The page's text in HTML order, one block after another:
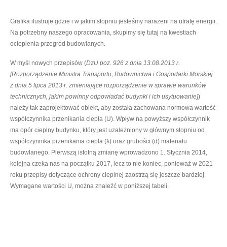
Grafika ilustruje gdzie i w jakim stopniu jesteśmy narażeni na utratę energii.
Na potrzebny naszego opracowania, skupimy się tutaj na kwestiach
ocieplenia przegród budowlanych.
W myśl nowych przepisów (DzU poz. 926 z dnia 13.08.2013 r.
[Rozporządzenie Ministra Transportu, Budownictwa i Gospodarki Morskiej
z dnia 5 lipca 2013 r. zmieniające rozporządzenie w sprawie warunków
technicznych, jakim powinny odpowiadać budynki i ich usytuowanie])
należy tak zaprojektować obiekt, aby została zachowana normowa wartość
współczynnika przenikania ciepła (U). Wpływ na powyższy współczynnik
ma opór cieplny budynku, który jest uzależniony w głównym stopniu od
współczynnika przenikania ciepła (λ) oraz grubości (d) materiału
budowlanego. Pierwszą istotną zmianę wprowadzono 1. Stycznia 2014,
kolejna czeka nas na początku 2017, lecz to nie koniec, ponieważ w 2021
roku przepisy dotyczące ochrony cieplnej zaostrzą się jeszcze bardziej.
Wymagane wartości U, można znaleźć w poniższej tabeli.